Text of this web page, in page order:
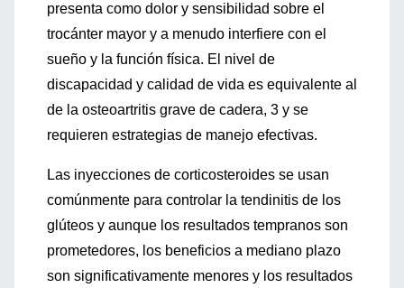
presenta como dolor y sensibilidad sobre el
trocánter mayor y a menudo interfiere con el
sueño y la función física. El nivel de
discapacidad y calidad de vida es equivalente al
de la osteoartritis grave de cadera, 3 y se
requieren estrategias de manejo efectivas.
Las inyecciones de corticosteroides se usan
comúnmente para controlar la tendinitis de los
glúteos y aunque los resultados tempranos son
prometedores, los beneficios a mediano plazo
son significativamente menores y los resultados